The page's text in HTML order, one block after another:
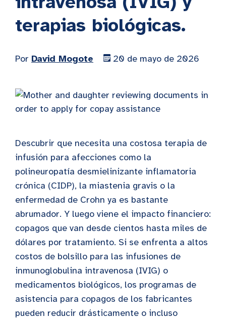
terapias biológicas.
Por David Mogote 20 de mayo de 2026
Descubrir que necesita una costosa terapia de
infusión para afecciones como la
polineuropatía desmielinizante inflamatoria
crónica (CIDP), la miastenia gravis o la
enfermedad de Crohn ya es bastante
abrumador. Y luego viene el impacto financiero:
copagos que van desde cientos hasta miles de
dólares por tratamiento. Si se enfrenta a altos
costos de bolsillo para las infusiones de
inmunoglobulina intravenosa (IVIG) o
medicamentos biológicos, los programas de
asistencia para copagos de los fabricantes
pueden reducir drásticamente o incluso